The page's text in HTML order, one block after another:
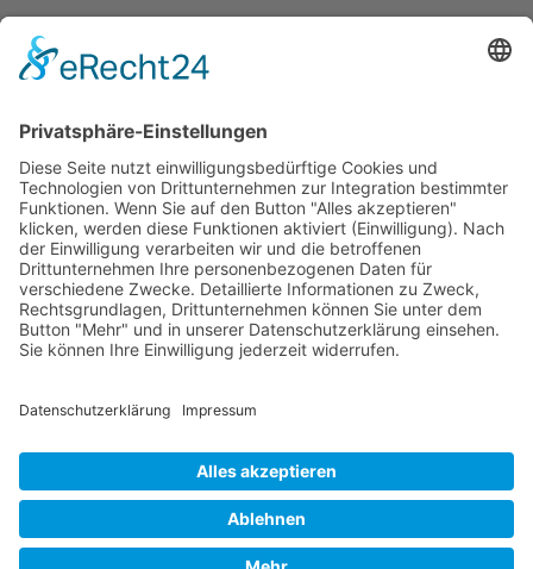
Fachinformationen
Erstattungsfähige rezeptfreie Medikamente
Studie: Reduziert das Darmbakterium Bacteroides vulgatus
Heißhunger auf Süßes?
Verband Unabhängiger Heilpraktiker e.V.
Diese E-Mail-Adresse ist vor Spambots geschützt! Zur
Anzeige muss JavaScript eingeschaltet sein!
0261-1349 8000
38100 Braunschweig
Impressum